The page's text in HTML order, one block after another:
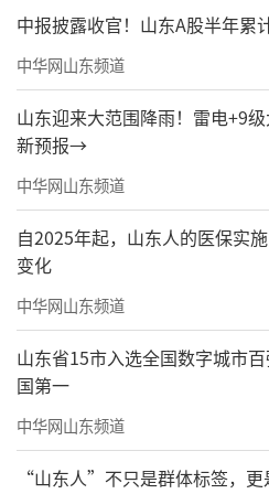
中报披露收官！山东A股半年累
中华网山东频道
山东迎来大范围降雨！雷电+9
新预报→
中华网山东频道
自2025年起，山东人的医保实
变化
中华网山东频道
山东省15市入选全国数字城市
国第一
中华网山东频道
“山东人”不只是群体标签，